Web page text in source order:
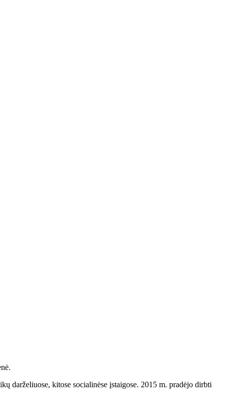
darželiuose, kitose socialinėse įstaigose. 2015 m. pradėjo dirbti